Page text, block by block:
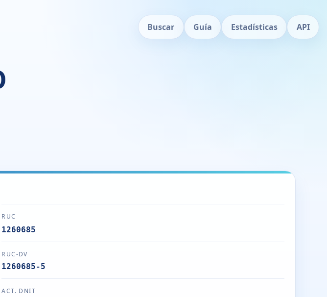
Buscar Guía Estadísticas API
RUC
1260685
RUC-DV
1260685-5
ACT. DNIT